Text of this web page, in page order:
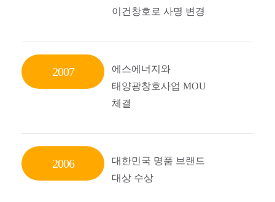
이건창호로 사명 변경
2007
에스에너지와
태양광창호사업 MOU
체결
2006
대한민국 명품 브랜드
대상 수상